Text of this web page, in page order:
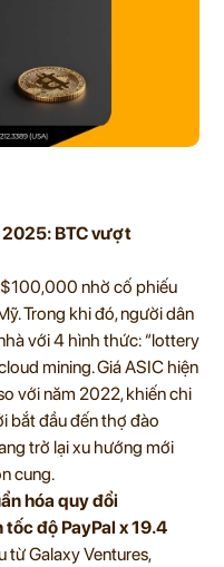
2025: BTC vượt
nhờ cố phiếu
Trong khi đó, người dân
với 4 hình thức: “lottery
mining. Giá ASIC hiện
với năm 2022, khiến chi
bắt đầu đến thợ đào
trở lại xu hướng mới
cung.
hóa quy đổi
độ PayPal x 19.4
Galaxy Ventures,